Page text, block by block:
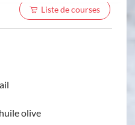
Liste de courses
olive